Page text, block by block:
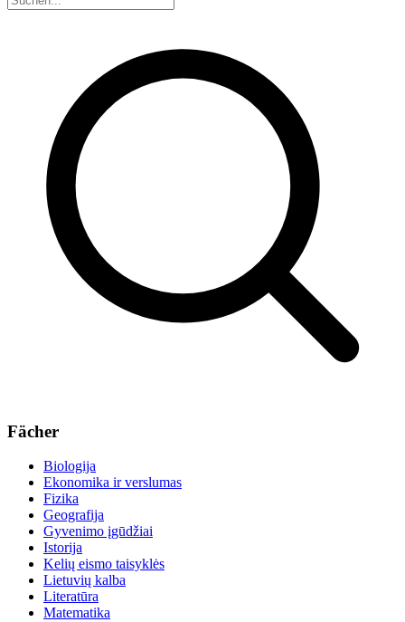
Fächer
Biologija
Ekonomika ir verslumas
Fizika
Geografija
Gyvenimo įgūdžiai
Istorija
Kelių eismo taisyklės
Lietuvių kalba
Literatūra
Matematika